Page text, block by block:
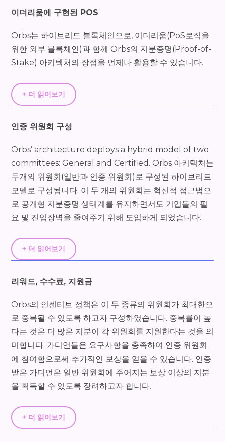
이더리움에 구현된 POS
Orbs는 하이브리드 블록체인으로, 이더리움(PoS로직을
위한 외부 블록체인)과 함께 Orbs의 지분증명(Proof-of-
Stake) 아키텍처의 장점을 언제나 활용할 수 있습니다.
+ 더 읽어보기
인증 위원회 구성
Orbs’ architecture deploys a hybrid model of two
committees: General and Certified. Orbs 아키텍처는
두개의 위원회(일반과 인증 위원회)로 구성된 하이브리드
모델로 구성됩니다. 이 두 개의 위원회는 혁신적 접근법으
로 공개형 지분증명 생태계를 유지하면서도 기업들의 필
요 및 진입장벽을 줄여주기 위해 도입하게 되었습니다.
+ 더 읽어보기
리워드, 수수료, 지원금
Orbs의 인센티브 정책은 이 두 종류의 위원회가 최대한으
로 중복될 수 있도록 하고자 구성하였습니다. 중복률이 높
다는 것은 더 많은 지분이 각 위원회를 지원한다는 것을 의
미합니다. 가디언들은 요구사항을 충족하여 인증 위원회
에 참여함으로써 추가적인 보상을 얻을 수 있습니다. 인증
받은 가디언은 일반 위원회에 주어지는 보상 이상의 지분
을 획득할 수 있도록 장려하고자 합니다.
+ 더 읽어보기